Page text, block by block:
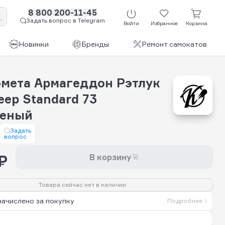
8 800 200-11-45
Задать вопрос в Telegram Войти Избранное Корзина
Новинки Бренды Ремонт самокатов
Армагеддон Рэтлук
Standard 73
Задать
вопрос
В корзину
Товара сейчас нет в наличии
за покупку Подробнее